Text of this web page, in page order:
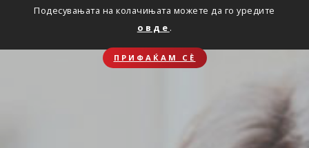
Подесувањата на колачињата можете да го уредите
овде .
ПРИФАЌАМ СЀ